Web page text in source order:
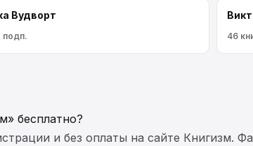
Вудворт
подп. 46
бесплатно?
и без оплаты на сайте Книгизм.